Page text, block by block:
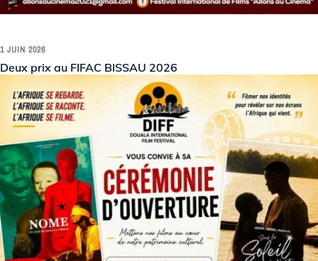
1 JUIN 2026
Deux prix au FIFAC BISSAU 2026